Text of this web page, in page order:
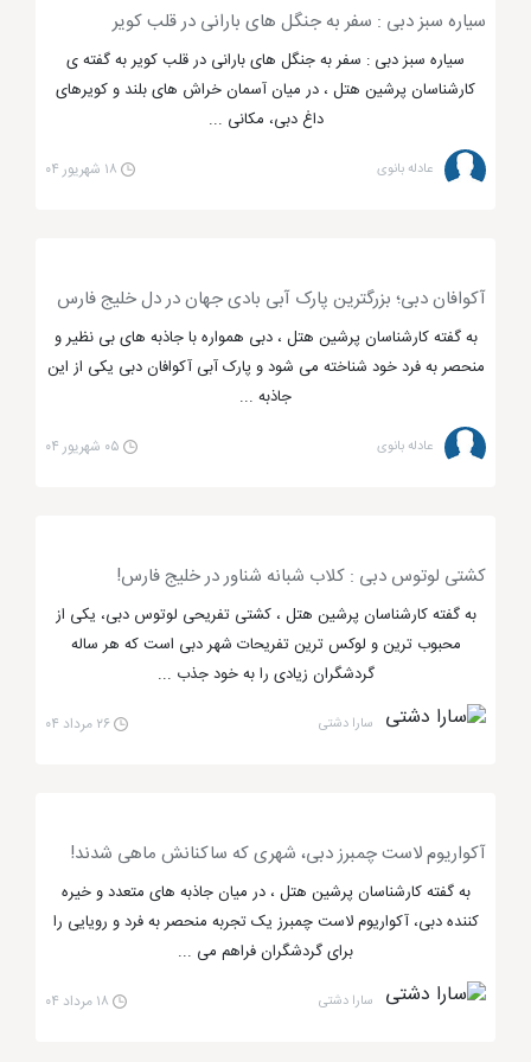
قاصر می ماند. لازم به ذکر است هر بار که این آب نماها
روشن می شوند، حدود 6 دقیقه طول می کشد تا رقص
فواره ها تمام شود.
آکواریوم دبی، قدم زدن در دل اقیانوس
است. شاید کمی عجیب به نظر برسد اما دبی مال برخلاف
باور ها این آ:واریوم عظیم را در خود جای داده است. به
جرات می توان گفت امروزه یکی از مهم ترین مراکز تفریحی
و گردشگری دبی نیز به شمار می رود. شما می توانید به
راحتی و با قدم زدن در تونل، خود را در دل اقیانوسی بی
کران ببینید که ماهی های عظیم الجثه مانند کوسه و ... برای
نشانگر عمق زیاد آن می باشد. بیش از 33000 موجود زنده
و بیش از 400 کوسه و سفره ماهی در آن زندگی می کنند و
می رسد. رکورد جهانی گینس برای بزرگ ترین پانل اکریلیک
از بخش های بسیار جذاب و هیجان انگیز آکواریوم دبی
می توان به دیدار کوسه ها اشاره که در طول این دیدار، شما
در محوظه ای فلزی که کاملا ایمن می باشد قرار می گیرید و
حتی در چند قدمی کوسه ها می توانید پیش بروید. البته در
این آکواریوم علاوه بر موجودات دریایی بخش دیگری هم
سیاره سبز دبی : سفر به جنگل‌ های بارانی در قلب کویر
سیاره سبز دبی : سفر به جنگل‌ های بارانی در قلب کویر به گفته ی
کارشناسان پرشین هتل ، در میان آسمان‌ خراش‌ های بلند و کویرهای
داغ دبی، مکانی ...
عادله بانوی ۱۸ شهریور ۰۴
آکوافان دبی؛ بزرگترین پارک آبی بادی جهان در دل خلیج فارس
به گفته کارشناسان پرشین هتل ، دبی همواره با جاذبه های بی نظیر و
منحصر به فرد خود شناخته می شود و پارک آبی آکوافان دبی یکی از این
جاذبه ...
عادله بانوی ۰۵ شهریور ۰۴
کشتی لوتوس دبی : کلاب شبانه شناور در خلیج فارس!
به گفته کارشناسان پرشین هتل ، کشتی تفریحی لوتوس دبی، یکی از
محبوب ترین و لوکس ترین تفریحات شهر دبی است که هر ساله
گردشگران زیادی را به خود جذب ...
سارا دشتی ۲۶ مرداد ۰۴
آکواریوم لاست چمبرز دبی، شهری که ساکنانش ماهی شدند!
به گفته کارشناسان پرشین هتل ، در میان جاذبه های متعدد و خیره
کننده دبی، آکواریوم لاست چمبرز یک تجربه منحصر به فرد و رویایی را
برای گردشگران فراهم می ...
سارا دشتی ۱۸ مرداد ۰۴